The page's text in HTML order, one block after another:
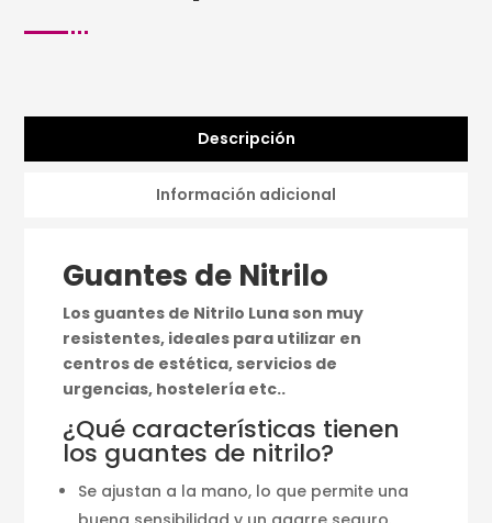
Descripción
Información adicional
Guantes de Nitrilo
Los guantes de Nitrilo Luna son muy
resistentes, ideales para utilizar en
centros de estética, servicios de
urgencias, hostelería etc..
¿Qué características tienen
los guantes de nitrilo?
Se ajustan a la mano, lo que permite una